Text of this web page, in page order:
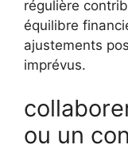
régulière
équilibre
ajustements
imprévus.
ou un